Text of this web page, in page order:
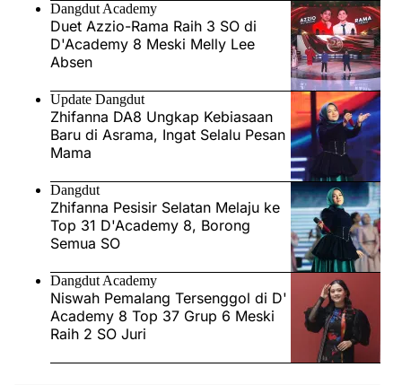
Dangdut Academy
Duet Azzio-Rama Raih 3 SO di
D'Academy 8 Meski Melly Lee
Absen
Update Dangdut
Zhifanna DA8 Ungkap Kebiasaan
Baru di Asrama, Ingat Selalu Pesan
Mama
Dangdut
Zhifanna Pesisir Selatan Melaju ke
Top 31 D'Academy 8, Borong
Semua SO
Dangdut Academy
Niswah Pemalang Tersenggol di D'
Academy 8 Top 37 Grup 6 Meski
Raih 2 SO Juri